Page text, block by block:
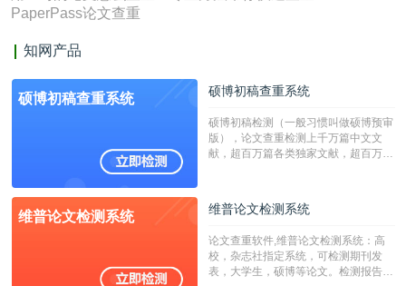
PaperPass论文查重
知网产品
硕博初稿查重系统 硕博初稿查重系统
硕博初稿检测（一般习惯叫做硕博预审
版），论文查重检测上千万篇中文文
献，超百万篇各类独家文献，超百万港
校用来检测硕博论文的系统，检测范围
广，数据来源真实，检测算法合理!本
字符数30万）
维普论文检测系统 维普论文检测系统
论文查重软件,维普论文检测系统：高
校，杂志社指定系统，可检测期刊发
表，大学生，硕博等论文。检测报告支